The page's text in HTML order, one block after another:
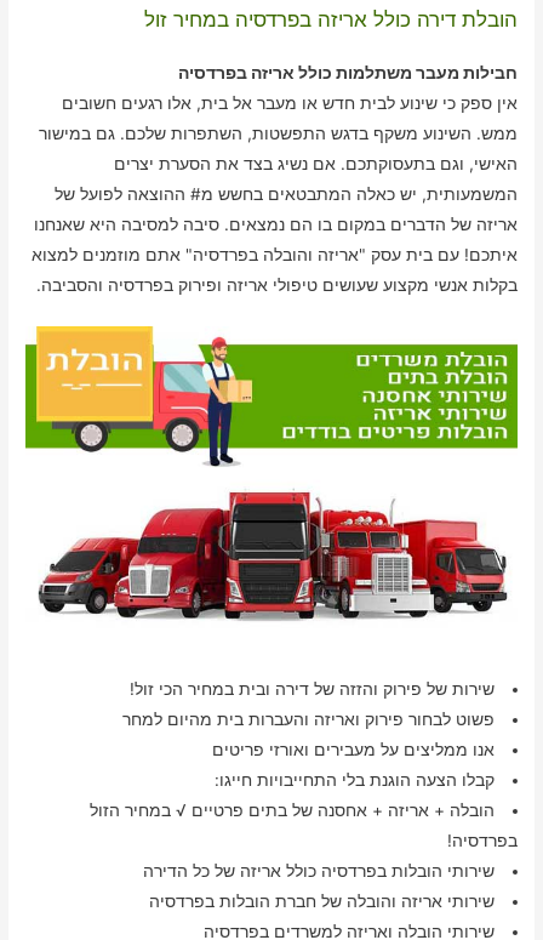
הובלת דירה כולל אריזה בפרדסיה במחיר זול
חבילות מעבר משתלמות כולל אריזה בפרדסיה
אין ספק כי שינוע לבית חדש או מעבר אל בית, אלו רגעים חשובים
ממש. השינוע משקף בדגש התפשטות, השתפרות שלכם. גם במישור
האישי, וגם בתעסוקתכם. אם נשיג בצד את הסערת יצרים
המשמעותית, יש כאלה המתבטאים בחשש מ# ההוצאה לפועל של
אריזה של הדברים במקום בו הם נמצאים. סיבה למסיבה היא שאנחנו
איתכם! עם בית עסק "אריזה והובלה בפרדסיה" אתם מוזמנים למצוא
בקלות אנשי מקצוע שעושים טיפולי אריזה ופירוק בפרדסיה והסביבה.
שירות של פירוק והזזה של דירה ובית במחיר הכי זול!
פשוט לבחור פירוק ואריזה והעברות בית מהיום למחר
אנו ממליצים על מעבירים ואורזי פריטים
קבלו הצעה הוגנת בלי התחייבויות חייגו:
הובלה + אריזה + אחסנה של בתים פרטיים √ במחיר הזול
בפרדסיה!
שירותי הובלות בפרדסיה כולל אריזה של כל הדירה
שירותי אריזה והובלה של חברת הובלות בפרדסיה
שירותי הובלה ואריזה למשרדים בפרדסיה